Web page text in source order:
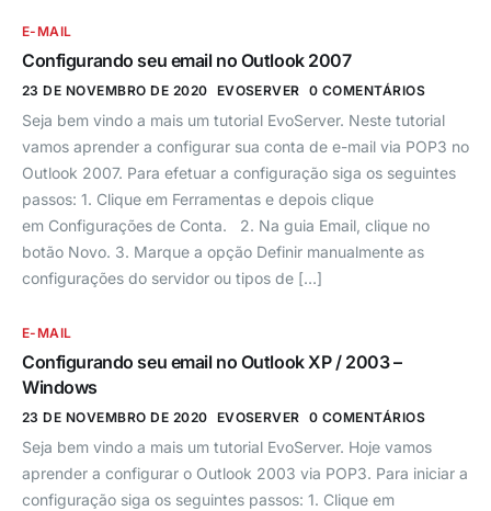
E-MAIL
Configurando seu email no Outlook 2007
23 DE NOVEMBRO DE 2020 EVOSERVER 0 COMENTÁRIOS
Seja bem vindo a mais um tutorial EvoServer. Neste tutorial
vamos aprender a configurar sua conta de e-mail via POP3 no
Outlook 2007. Para efetuar a configuração siga os seguintes
passos: 1. Clique em Ferramentas e depois clique
em Configurações de Conta. 2. Na guia Email, clique no
botão Novo. 3. Marque a opção Definir manualmente as
configurações do servidor ou tipos de […]
E-MAIL
Configurando seu email no Outlook XP / 2003 –
Windows
23 DE NOVEMBRO DE 2020 EVOSERVER 0 COMENTÁRIOS
Seja bem vindo a mais um tutorial EvoServer. Hoje vamos
aprender a configurar o Outlook 2003 via POP3. Para iniciar a
configuração siga os seguintes passos: 1. Clique em